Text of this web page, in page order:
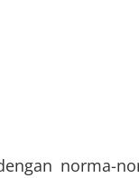
norma-